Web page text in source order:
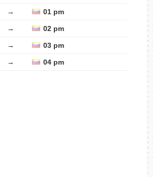
→ 01 pm
→ 02 pm
→ 03 pm
→ 04 pm